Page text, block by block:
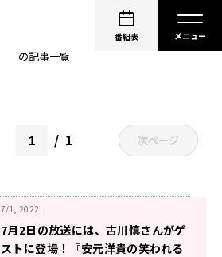
番組表
の記事一覧
1 次ページ
7/1, 2022
7月2日の放送には、古川慎さんがゲ
ストに登場！『安元洋貴の笑われる